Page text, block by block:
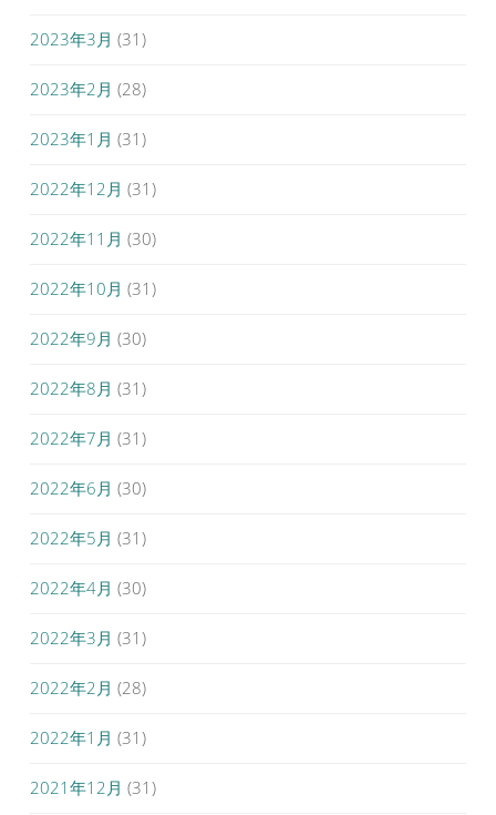
2023年3月 (31)
2023年2月 (28)
2023年1月 (31)
2022年12月 (31)
2022年11月 (30)
2022年10月 (31)
2022年9月 (30)
2022年8月 (31)
2022年7月 (31)
2022年6月 (30)
2022年5月 (31)
2022年4月 (30)
2022年3月 (31)
2022年2月 (28)
2022年1月 (31)
2021年12月 (31)